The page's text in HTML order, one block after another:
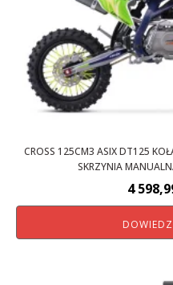
CROSS 125CM3 ASIX DT125
SKRZYNIA
4
DOWIEDZ